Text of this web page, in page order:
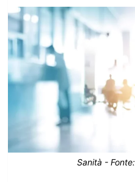
Sanità -